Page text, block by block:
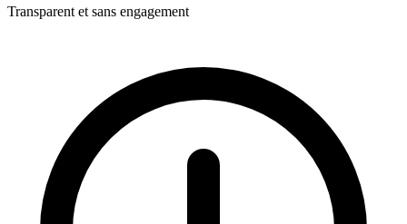
Transparent et sans engagement